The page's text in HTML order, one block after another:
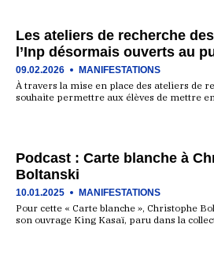
Les ateliers de recherche
l’Inp désormais ouverts au
09.02.2026 MANIFESTATIONS
À travers la mise en place des ateliers de
souhaite permettre aux élèves de mettre
Podcast : Carte blanche à
Boltanski
10.01.2025 MANIFESTATIONS
Pour cette « Carte blanche », Christophe
son ouvrage King Kasaï, paru dans la